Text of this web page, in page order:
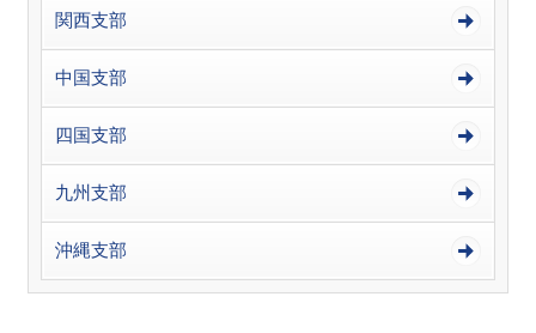
関西支部
中国支部
四国支部
九州支部
沖縄支部